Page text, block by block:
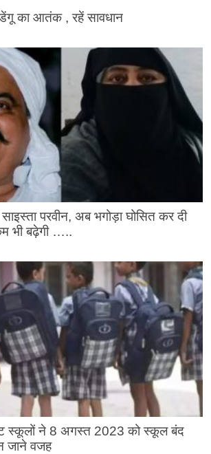
का आतंक , रहें सावधान
परवीन, अब भगोड़ा घोसित कर दी
भी बढ़ेगी …..
स्कूलों ने 8 अगस्त 2023 को स्कूल बंद
जाने वजह